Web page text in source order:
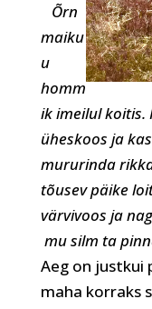
Õrn
maiku
u
homm
ik imeilul koitis.
üheskoos ja
mururinda
tõusev päike
värvivoos ja
mu silm ta
Aeg on justkui
maha